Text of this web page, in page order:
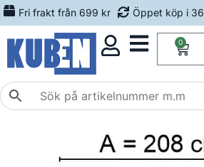
Fri frakt från 699 kr Öppet köp i
0